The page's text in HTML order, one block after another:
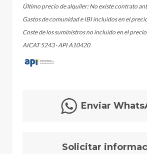
Último precio de alquiler: No existe contrato
Gastos de comunidad e IBI incluidos en el
Coste de los suministros no incluido en el precio.
AICAT 5243 · API A10420
Enviar
Solicitar